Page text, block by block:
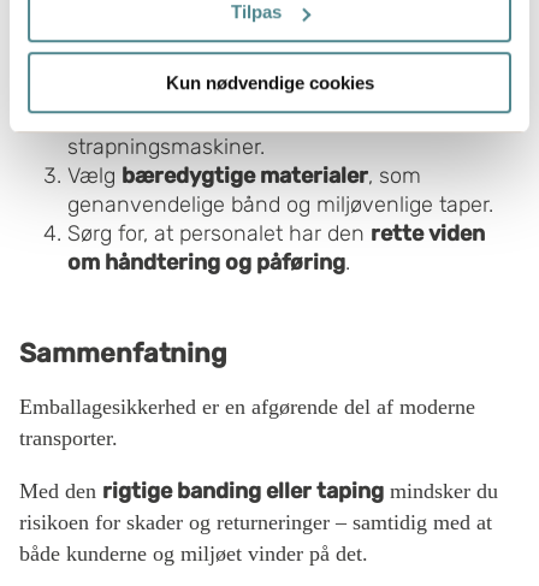
Hvis du tillader det, vil vi også gerne:
Indsamle præcise oplysninger om din placering,
Identificere din enhed baseret på en scanning af
dens unikke karakteristika (fingerprinting)
Dine valg anvendes på hele websitet.
Boxon bruger cookies til at optimere hjemmesidens
samtykke til at bruge cookies, du kan også administrere
dine cookieindstillinger ved at klike på "Tilpas".
Tilpas
Kun nødvendige cookies
bånd og tape
efter produktets vægt,
størrelse og transportforhold.
rigtige værktøj– fra enkle
dispensere til fuldautomatiske
strapningsmaskiner.
Vælg bæredygtige materialer, som
genanvendelige bånd og miljøvenlige taper.
Sørg for, at personalet har den rette viden
om håndtering og påføring.
Sammenfatning
Emballagesikkerhed er en afgørende del af moderne
transporter.
Med den rigtige banding eller taping mindsker du
risikoen for skader og returneringer – samtidig med at
både kunderne og miljøet vinder på det.